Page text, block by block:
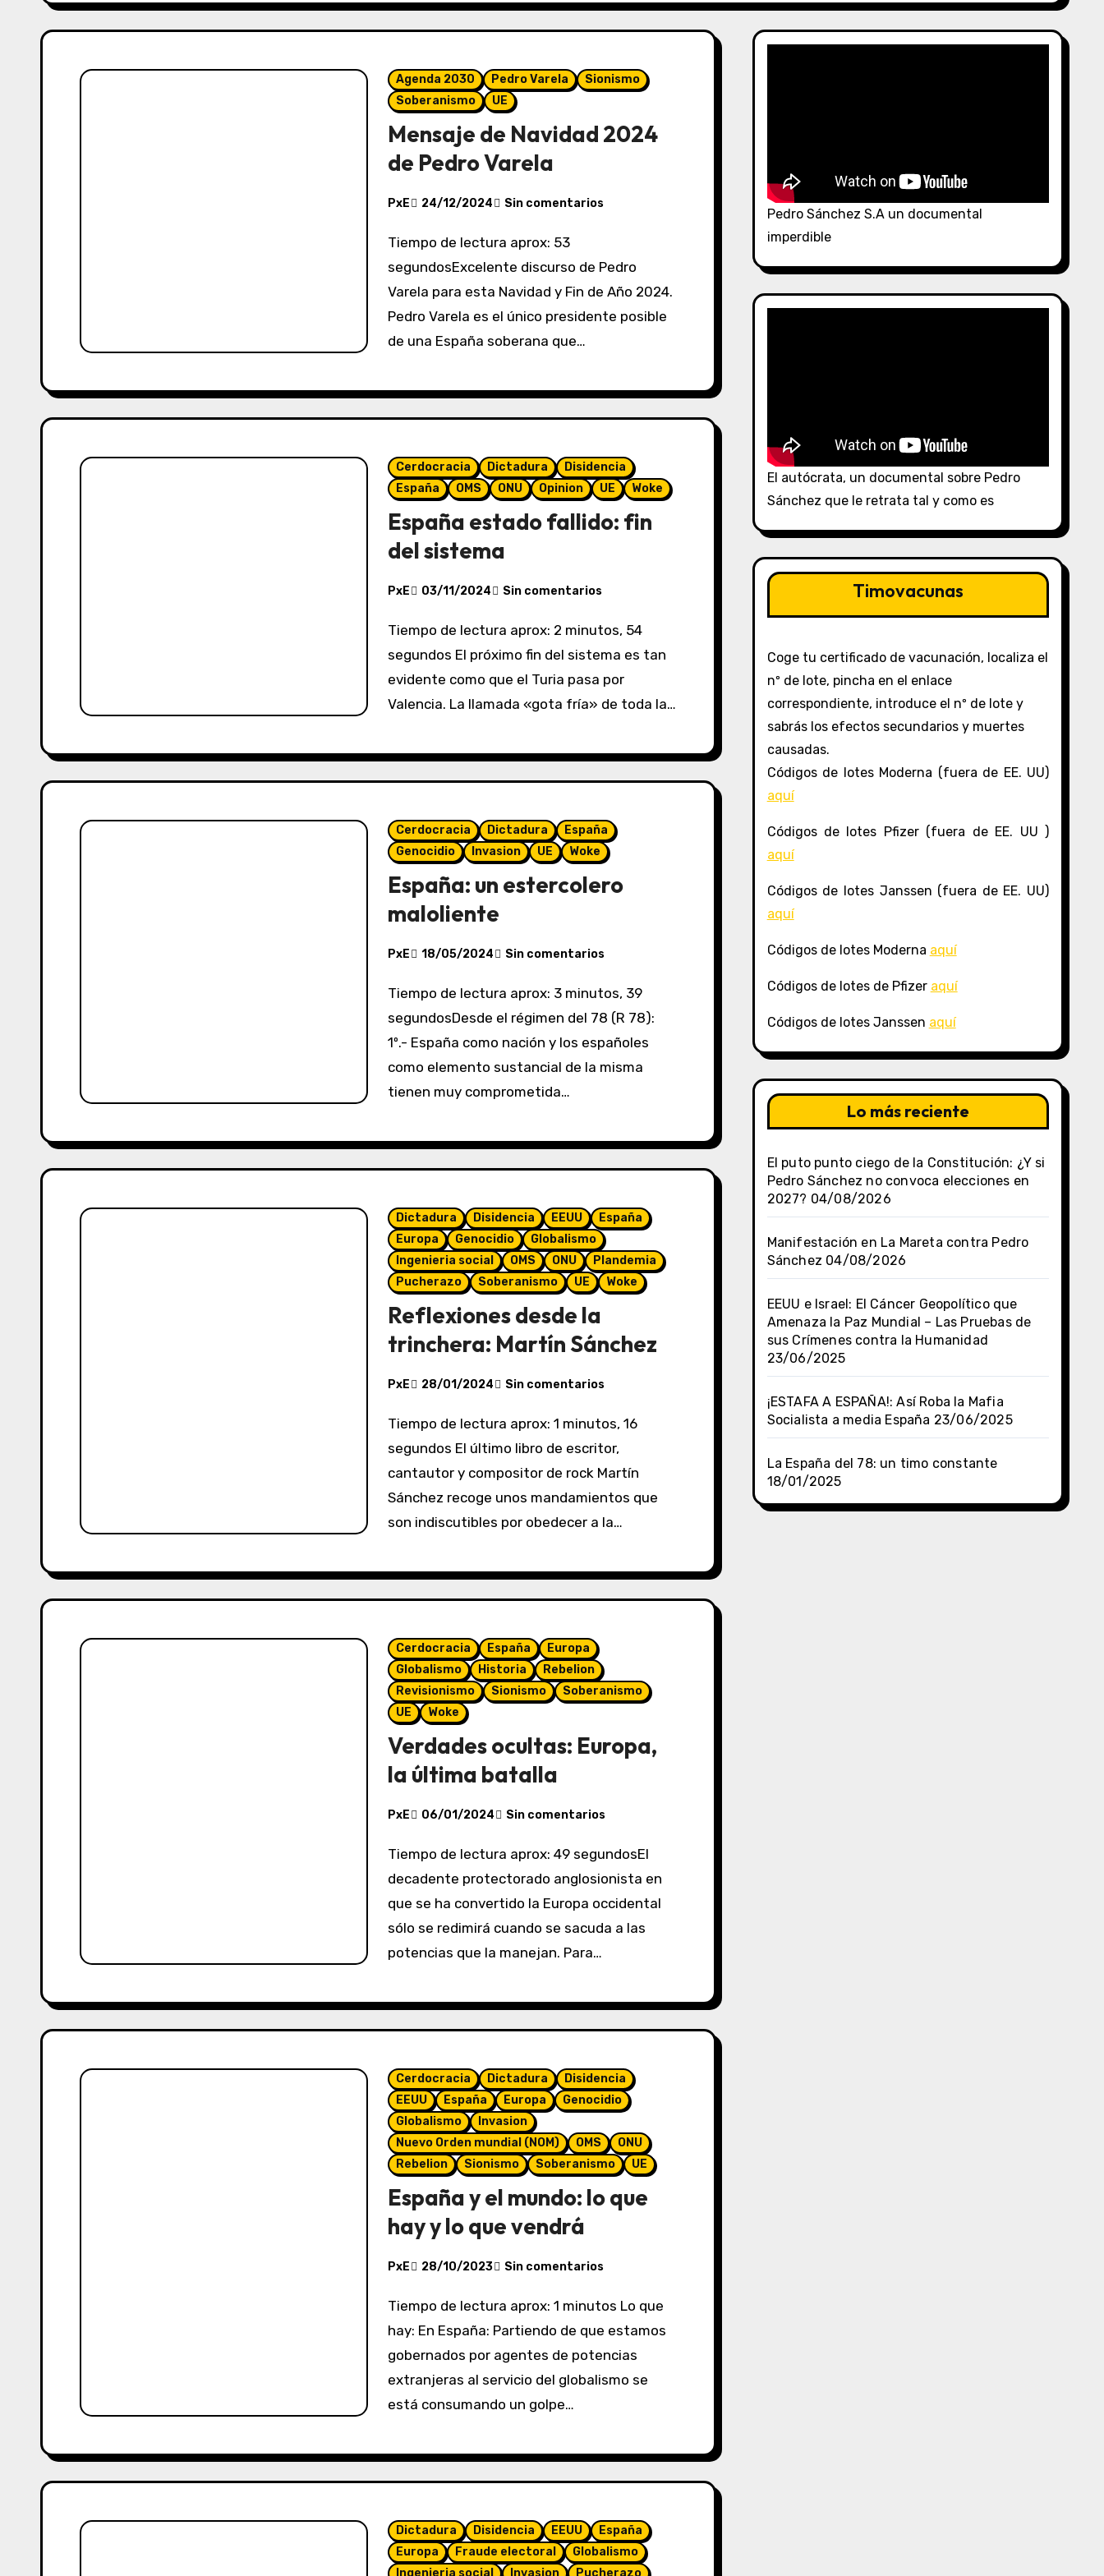
Agenda 2030 Pedro Varela
Sionismo
Soberanismo
UE
Mensaje de Navidad 2024
de Pedro Varela
PxE 24/12/2024 Sin comentarios
Tiempo de lectura aprox: 53
segundosExcelente discurso de Pedro
Varela para esta Navidad y Fin de Año 2024.
Pedro Varela es el único presidente posible
de una España soberana que…
Cerdocracia Dictadura
Disidencia
España
OMS ONU Opinion UE Woke
España estado fallido: fin
del sistema
PxE 03/11/2024 Sin comentarios
Tiempo de lectura aprox: 2 minutos, 54
segundos El próximo fin del sistema es tan
evidente como que el Turia pasa por
Valencia. La llamada «gota fría» de toda la…
Cerdocracia Dictadura
España
Genocidio
Invasion UE Woke
España: un estercolero
maloliente
PxE 18/05/2024 Sin comentarios
Tiempo de lectura aprox: 3 minutos, 39
segundosDesde el régimen del 78 (R 78):
1º.- España como nación y los españoles
como elemento sustancial de la misma
tienen muy comprometida…
Dictadura Disidencia EEUU
España
Europa
Genocidio
Globalismo
Ingenieria social
OMS ONU
Plandemia
Pucherazo
Soberanismo UE Woke
Reflexiones desde la
trinchera: Martín Sánchez
PxE 28/01/2024 Sin comentarios
Tiempo de lectura aprox: 1 minutos, 16
segundos El último libro de escritor,
cantautor y compositor de rock Martín
Sánchez recoge unos mandamientos que
son indiscutibles por obedecer a la…
Cerdocracia España
Europa
Globalismo
Historia
Rebelion
Revisionismo
Sionismo
Soberanismo
UE
Woke
Verdades ocultas: Europa,
la última batalla
PxE 06/01/2024 Sin comentarios
Tiempo de lectura aprox: 49 segundosEl
decadente protectorado anglosionista en
que se ha convertido la Europa occidental
sólo se redimirá cuando se sacuda a las
potencias que la manejan. Para…
Cerdocracia Dictadura
Disidencia
EEUU
España Europa
Genocidio
Globalismo
Invasion
Nuevo Orden mundial (NOM)
OMS
ONU
Rebelion
Sionismo Soberanismo UE
España y el mundo: lo que
hay y lo que vendrá
PxE 28/10/2023 Sin comentarios
Tiempo de lectura aprox: 1 minutos Lo que
hay: En España: Partiendo de que estamos
gobernados por agentes de potencias
extranjeras al servicio del globalismo se
está consumando un golpe…
Dictadura Disidencia EEUU
España
Europa
Fraude electoral
Globalismo
Ingenieria social
Invasion Pucherazo
Pedro Sánchez S.A un documental
imperdible
El autócrata, un documental sobre Pedro
Sánchez que le retrata tal y como es
Timovacunas
Coge tu certificado de vacunación, localiza el
nº de lote, pincha en el enlace
correspondiente, introduce el nº de lote y
sabrás los efectos secundarios y muertes
causadas.
Códigos de lotes Moderna (fuera de EE. UU)
aquí
Códigos de lotes Pfizer (fuera de EE. UU )
aquí
Códigos de lotes Janssen (fuera de EE. UU)
aquí
Códigos de lotes Moderna aquí
Códigos de lotes de Pfizer aquí
Códigos de lotes Janssen aquí
Lo más reciente
El puto punto ciego de la Constitución: ¿Y si
Pedro Sánchez no convoca elecciones en
2027? 04/08/2026
Manifestación en La Mareta contra Pedro
Sánchez 04/08/2026
EEUU e Israel: El Cáncer Geopolítico que
Amenaza la Paz Mundial – Las Pruebas de
sus Crímenes contra la Humanidad
23/06/2025
¡ESTAFA A ESPAÑA!: Así Roba la Mafia
Socialista a media España 23/06/2025
La España del 78: un timo constante
18/01/2025